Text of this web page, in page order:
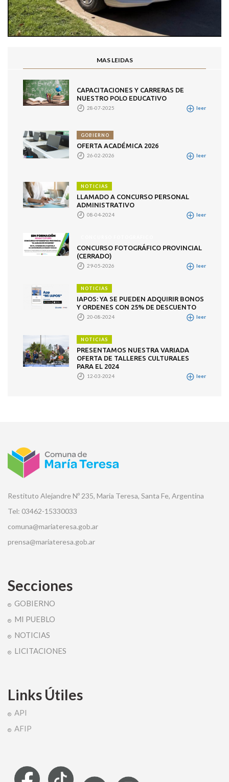
MAS LEIDAS
CAPACITACIONES Y CARRERAS DE
NUESTRO POLO EDUCATIVO
28-07-2025 leer
GOBIERNO
OFERTA ACADÉMICA 2026
26-02-2026 leer
NOTICIAS
LLAMADO A CONCURSO PERSONAL
ADMINISTRATIVO
08-04-2024 leer
CONCURSO FOTOGRÁFICO PROVINCIAL
(CERRADO)
29-05-2026 leer
NOTICIAS
IAPOS: YA SE PUEDEN ADQUIRIR BONOS
Y ORDENES CON 25% DE DESCUENTO
20-08-2024 leer
NOTICIAS
PRESENTAMOS NUESTRA VARIADA
OFERTA DE TALLERES CULTURALES
PARA EL 2024
12-03-2024 leer
Restituto Alejandre Nº 235, Maria Teresa, Santa Fe, Argentina
Tel: 03462-15330033
comuna@mariateresa.gob.ar
prensa@mariateresa.gob.ar
Secciones
GOBIERNO
MI PUEBLO
NOTICIAS
LICITACIONES
Links Útiles
API
AFIP